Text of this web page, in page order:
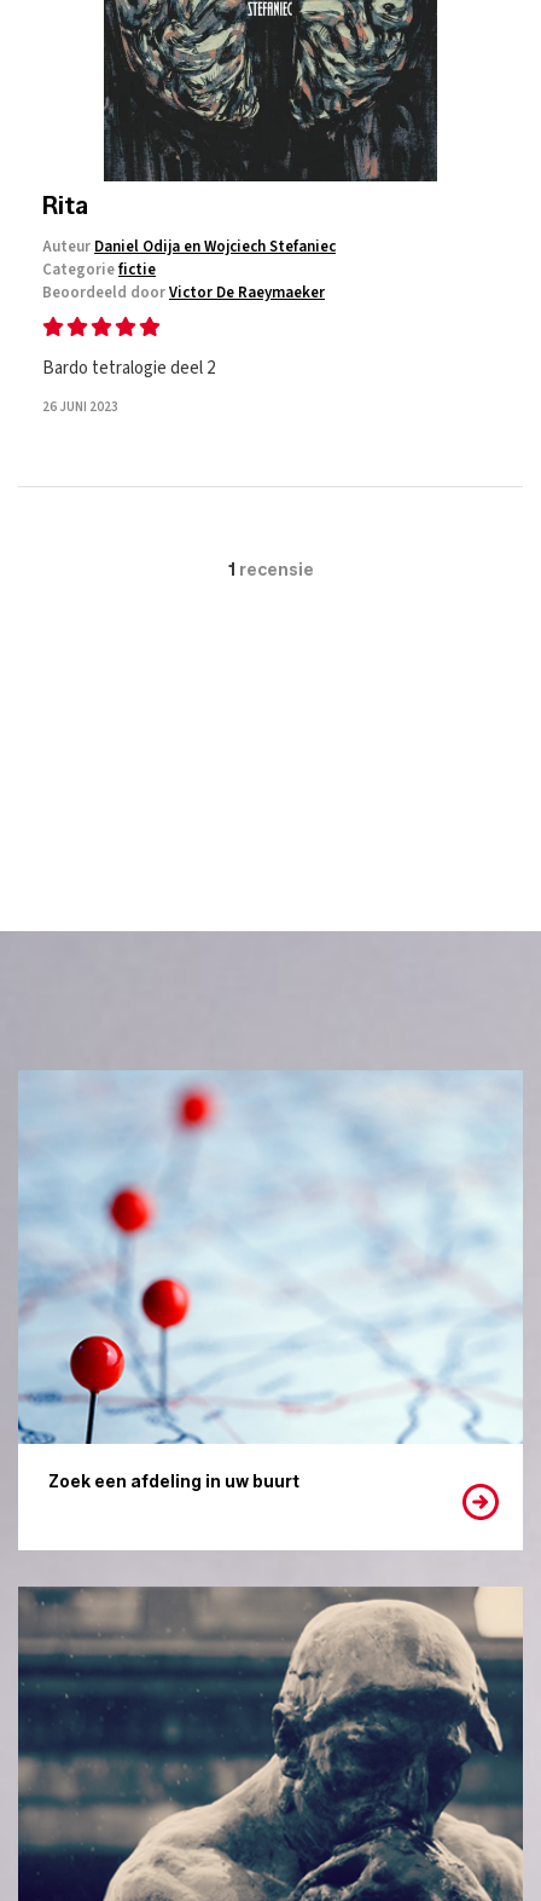
Rita
Auteur Daniel Odija en Wojciech Stefaniec
Categoriefictie
Beoordeeld doorVictor De Raeymaeker
Bardo tetralogie deel 2
26 JUNI 2023
1 recensie
Zoek een afdeling in uw buurt